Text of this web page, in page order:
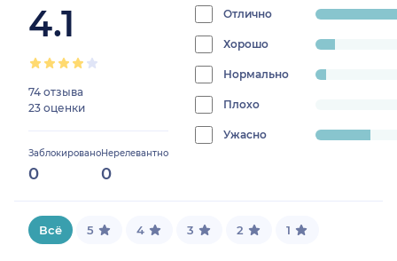
4.1
74 отзыва
23 оценки
Заблокировано
0
Нерелевантно
0
Отлично
progress:
68.04123711340206%
Хорошо
7.216494845360824%
Нормально
4.123711340206185%
Плохо
progress:
Ужасно
20.618556701030926%
Всё 5 4 3 2 1